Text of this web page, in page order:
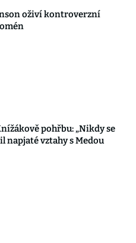
oživí kontroverzní
pohřbu: „Nikdy se
napjaté vztahy s Medou